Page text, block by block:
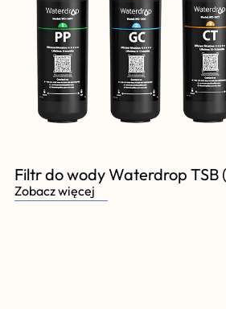
Filtr do wody Waterdrop TSB
Zobacz więcej